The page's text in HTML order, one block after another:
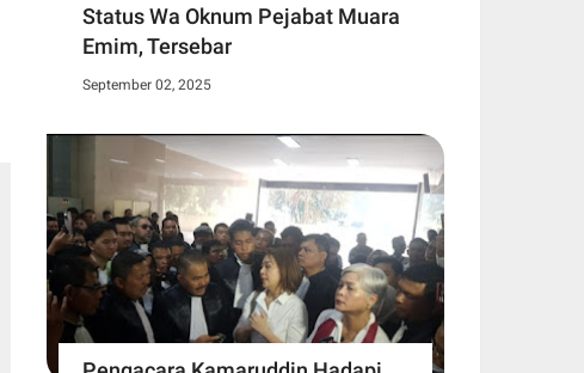
Status Wa Oknum Pejabat Muara
Emim, Tersebar
September 02, 2025